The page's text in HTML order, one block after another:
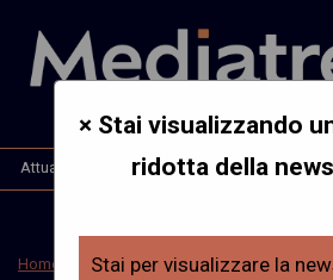
Attualità Opinioni & Analisi
Home Attualità
× Stai visualizzando
ridotta della
Stai per visualizzare la